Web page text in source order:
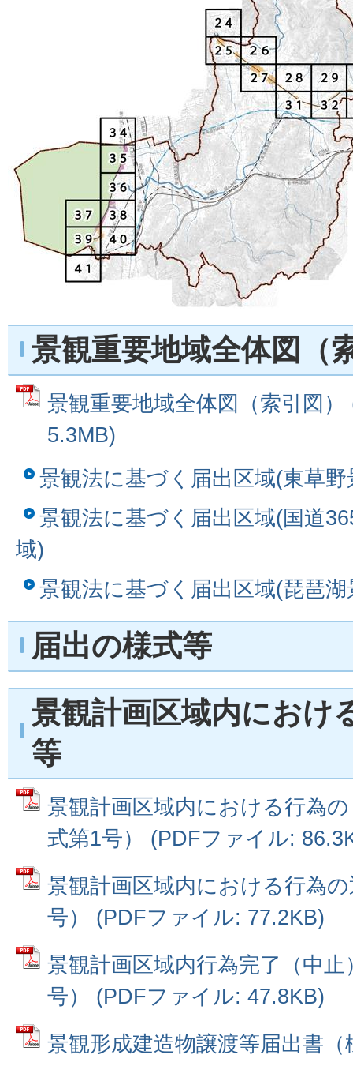
景観重要地域全体図（
景観重要地域全体図（索引図
5.3MB)
景観法に基づく届出区域(東草
景観法に基づく届出区域(国道
域)
景観法に基づく届出区域(琵琶
届出の様式等
景観計画区域内におけ
等
景観計画区域内における行為
式第1号） (PDFファイル:
景観計画区域内における行為
号） (PDFファイル: 77.2KB)
景観計画区域内行為完了（中
号） (PDFファイル: 47.8KB)
景観形成建造物譲渡等届出書